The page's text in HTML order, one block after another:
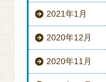
2021年1月
2020年12月
2020年11月